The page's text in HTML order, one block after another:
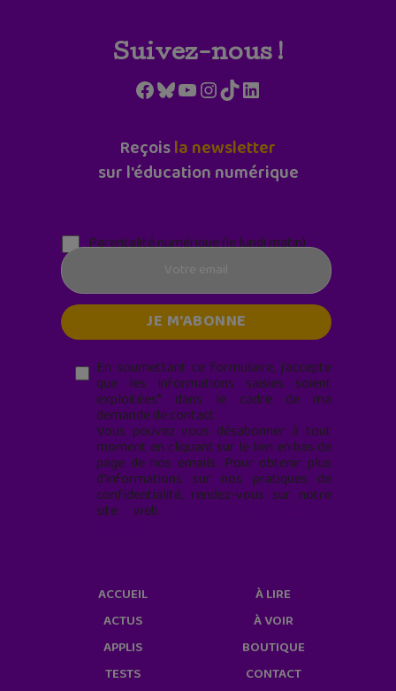
Suivez-nous !
Facebook
Bluesky
YouTube
Instagram
TikTokLinkedIn
Reçoisla newsletter
sur l'éducation numérique
Parentalité numérique (le lundi matin)
En soumettant ce formulaire, j’accepte
que les informations saisies soient
exploitées* dans le cadre de ma
demande de contact.
Vous pouvez vous désabonner à tout
moment en cliquant sur le lien en bas de
page de nos emails. Pour obtenir plus
d'informations sur nos pratiques de
confidentialité, rendez-vous sur notre
site web
ACCUEIL
ACTUS
APPLIS
TESTS
À LIRE
À VOIR
BOUTIQUE
CONTACT